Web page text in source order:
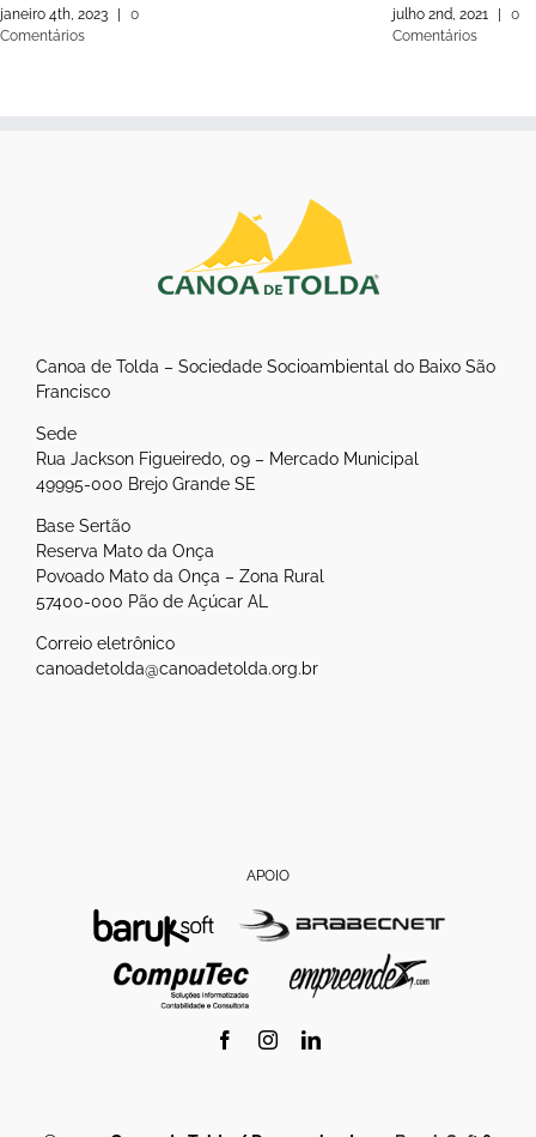
janeiro 4th, 2023 |
0
Comentários
julho 2nd, 2021 |
0
Comentários
Canoa de Tolda – Sociedade Socioambiental do Baixo São
Francisco
Sede
Rua Jackson Figueiredo, 09 – Mercado Municipal
49995-000 Brejo Grande SE
Base Sertão
Reserva Mato da Onça
Povoado Mato da Onça – Zona Rural
57400-000 Pão de Açúcar AL
Correio eletrônico
canoadetolda@canoadetolda.org.br
APOIO
FacebookInstagramLinkedIn